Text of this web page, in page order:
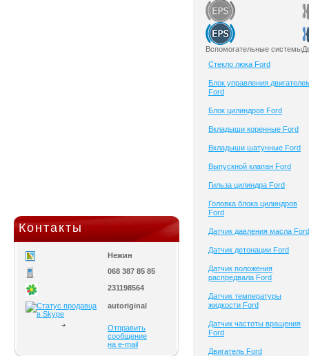
Контакты
Нежин
068 387 85 85
231198564
autoriginal
Отправить
сообщение
на e-mail
Вспомогательные системы
Cтекло люка Ford
Блок управления
Ford
Блок цилиндров Ford
Вкладыши коренные Ford
Вкладыши шатунные Ford
Выпускной клапан Ford
Гильза цилиндра Ford
Головка блока цилиндров
Ford
Датчик давления масла Ford
Датчик детонации Ford
Датчик положения
распредвала Ford
Датчик температуры
жидкости Ford
Датчик частоты вращения
Ford
Двигатель Ford